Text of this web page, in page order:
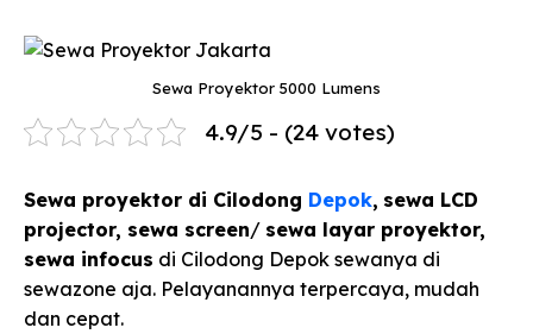
Sewa Proyektor 5000 Lumens
4.9/5 - (24 votes)
Sewa proyektor di Cilodong Depok, sewa LCD
projector, sewa screen/ sewa layar proyektor,
sewa infocus di Cilodong Depok sewanya di
sewazone aja. Pelayanannya terpercaya, mudah
dan cepat.